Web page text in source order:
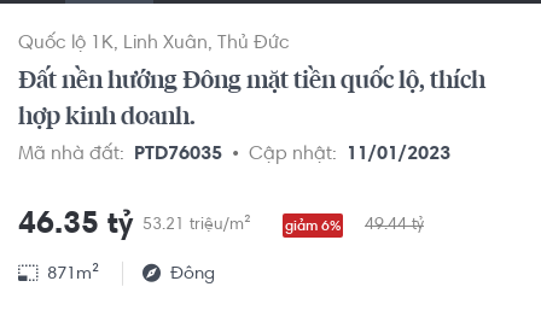
Quốc lộ 1K Linh Xuân Thủ Đức
Đất nền hướng Đông mặt tiền quốc lộ, thích
hợp kinh doanh.
Mã nhà đất: PTD76035 Cập nhật: 11/01/2023
46.35 tỷ 53.21 triệu/m² giảm 6% 49.44 tỷ
871m² Đông